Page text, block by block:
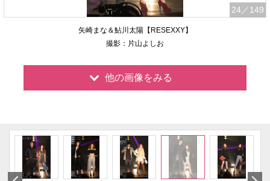
24 ／149
矢崎まな＆鮎川太陽【RESEXXY】
撮影：片山よしお
他の画像をみる